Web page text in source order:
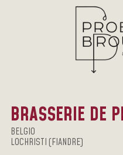
BRASSERIE DE
BELGIO
LOCHRISTI (FIANDRE)